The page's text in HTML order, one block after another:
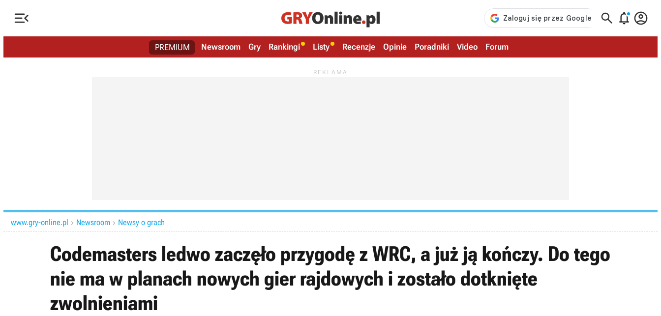
   
PREMIUM Newsroom Gry Rankingi Listy Recenzje Opinie Poradniki Video Forum
www.gry-online.pl  Newsroom  Newsy o grach
Codemasters ledwo zaczęło przygodę z WRC, a już ją kończy. Do tego
nie ma w planach nowych gier rajdowych i zostało dotknięte
zwolnieniami